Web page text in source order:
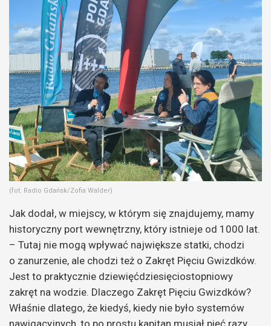
(fot. Radio Gdańsk/Zofia Walder)
Jak dodał, w miejscy, w którym się znajdujemy, mamy
historyczny port wewnętrzny, który istnieje od 1000 lat.
– Tutaj nie mogą wpływać największe statki, chodzi
o zanurzenie, ale chodzi też o Zakręt Pięciu Gwizdków.
Jest to praktycznie dziewięćdziesięciostopniowy
zakręt na wodzie. Dlaczego Zakręt Pięciu Gwizdków?
Właśnie dlatego, że kiedyś, kiedy nie było systemów